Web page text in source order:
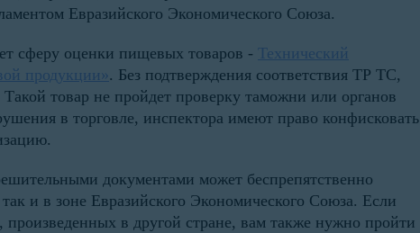
Евразийского Экономического Союза.
сферу оценки пищевых товаров - Технический
продукции». Без подтверждения соответствия ТР ТС,
Такой товар не пройдет проверку таможни или органов
в торговле, инспектора имеют право конфисковать
документами может беспрепятственно
и в зоне Евразийского Экономического Союза. Если
произведенных в другой стране, вам также нужно пройти